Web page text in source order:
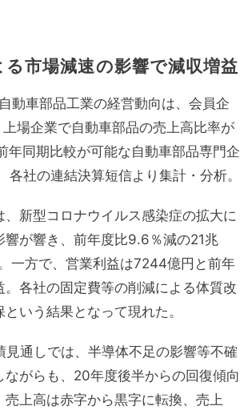
る市場減速の影響で減収増益
動車部品工業の経営動向は、会員企
場企業で自動車部品の売上高比率が
年同期比較が可能な自動車部品専門企
各社の連結決算短信より集計・分析。
新型コロナウイルス感染症の拡大に
響が響き、前年度比9.6％減の21兆
一方で、営業利益は7244億円と前年
。各社の固定費等の削減による体質改
いう結果となって現れた。
見通しでは、半導体不足の影響等不確
ながらも、20年度後半からの回復傾向
売上高は赤字から黒字に転換、売上